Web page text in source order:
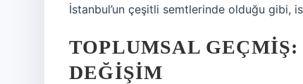
İstanbul’un çeşitli semtlerinde olduğu gibi,
TOPLUMSAL
DEĞIŞIM